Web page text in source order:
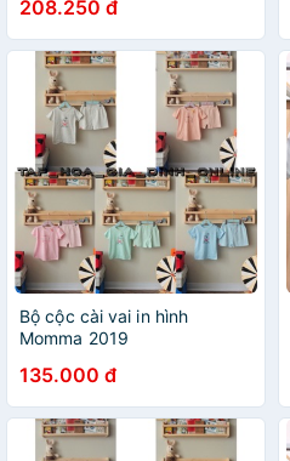
208.250 đ
Bộ cộc cài vai in hình
Momma 2019
135.000 đ